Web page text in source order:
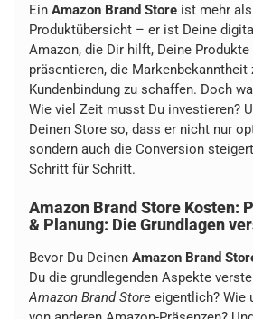
Ein Amazon Brand Store ist mehr
Produktübersicht – er ist Deine
Amazon, die Dir hilft, Deine
präsentieren, die Markenbekanntheit
Kundenbindung zu schaffen. Doch
Wie viel Zeit musst Du investieren?
Deinen Store so, dass er nicht nur
sondern auch die Conversion
Schritt für Schritt.
Amazon Brand Store Kosten:
& Planung: Die Grundlagen
Bevor Du Deinen Amazon Brand
Du die grundlegenden Aspekte
Amazon Brand Store eigentlich? Wie